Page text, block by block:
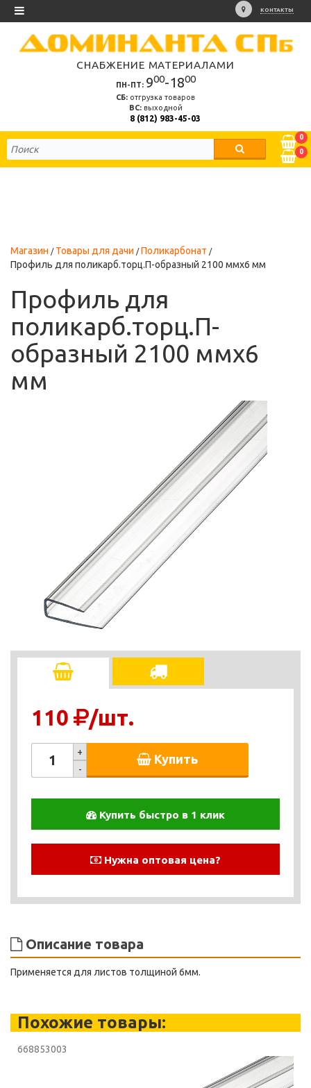
КОНТАКТЫ
СНАБЖЕНИЕ МАТЕРИАЛАМИ
ПН-ПТ: 900-1800
СБ: отгрузка товаров
ВС:выходной
8 (812) 983-45-03
0
0
Магазин Товары для дачи
Поликарбонат
Профиль для поликарб.торц.П-образный 2100 ммх6 мм
Профиль для
поликарб.торц.П-
образный 2100 ммх6
мм
110 /шт.
+
-
Купить
Купить быстро в 1 клик
Нужна оптовая цена?
Описание товара
Применяется для листов толщиной 6мм.
Похожие товары:
668853003